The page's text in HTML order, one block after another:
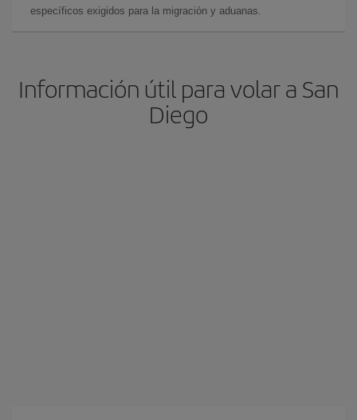
específicos exigidos para la migración y aduanas.
Información útil para volar a San
Diego